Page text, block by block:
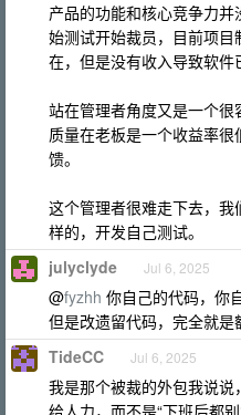
产品的功能和核心竞争力
始测试开始裁员，目前项
在，但是没有收入导致软件
站在管理者角度又是一个
质量在老板是一个收益率
馈。
这个管理者很难走下去，
样的，开发自己测试。
julyclyde Jul 6, 2025
@fyzhh 你自己的代码，你
但是改遗留代码，完全就是
TideCC Jul 6, 2025
我是那个被裁的外包我说
给人力，而不是“下班后都